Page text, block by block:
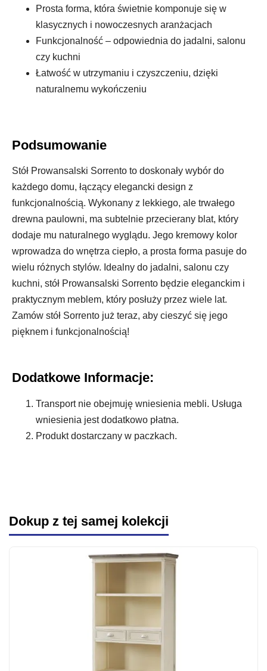
Prosta forma, która świetnie komponuje się w
klasycznych i nowoczesnych aranżacjach
Funkcjonalność – odpowiednia do jadalni, salonu
czy kuchni
Łatwość w utrzymaniu i czyszczeniu, dzięki
naturalnemu wykończeniu
Podsumowanie
Stół Prowansalski Sorrento to doskonały wybór do
każdego domu, łączący elegancki design z
funkcjonalnością. Wykonany z lekkiego, ale trwałego
drewna paulowni, ma subtelnie przecierany blat, który
dodaje mu naturalnego wyglądu. Jego kremowy kolor
wprowadza do wnętrza ciepło, a prosta forma pasuje do
wielu różnych stylów. Idealny do jadalni, salonu czy
kuchni, stół Prowansalski Sorrento będzie eleganckim i
praktycznym meblem, który posłuży przez wiele lat.
Zamów stół Sorrento już teraz, aby cieszyć się jego
pięknem i funkcjonalnością!
Dodatkowe Informacje:
Transport nie obejmuję wniesienia mebli. Usługa
wniesienia jest dodatkowo płatna.
Produkt dostarczany w paczkach.
Dokup z tej samej kolekcji